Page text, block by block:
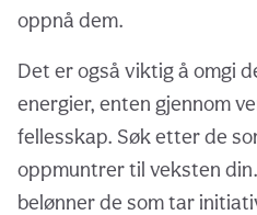
oppnå dem.
Det er også viktig å omgi
energier, enten gjennom
fellesskap. Søk etter de
oppmuntrer til veksten
belønner de som tar